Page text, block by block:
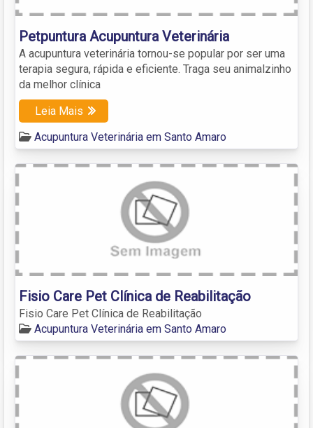
Petpuntura Acupuntura Veterinária
A acupuntura veterinária tornou-se popular por ser uma
terapia segura, rápida e eficiente. Traga seu animalzinho
da melhor clínica
Leia Mais
Acupuntura Veterinária em Santo Amaro
Fisio Care Pet Clínica de Reabilitação
Fisio Care Pet Clínica de Reabilitação
Acupuntura Veterinária em Santo Amaro